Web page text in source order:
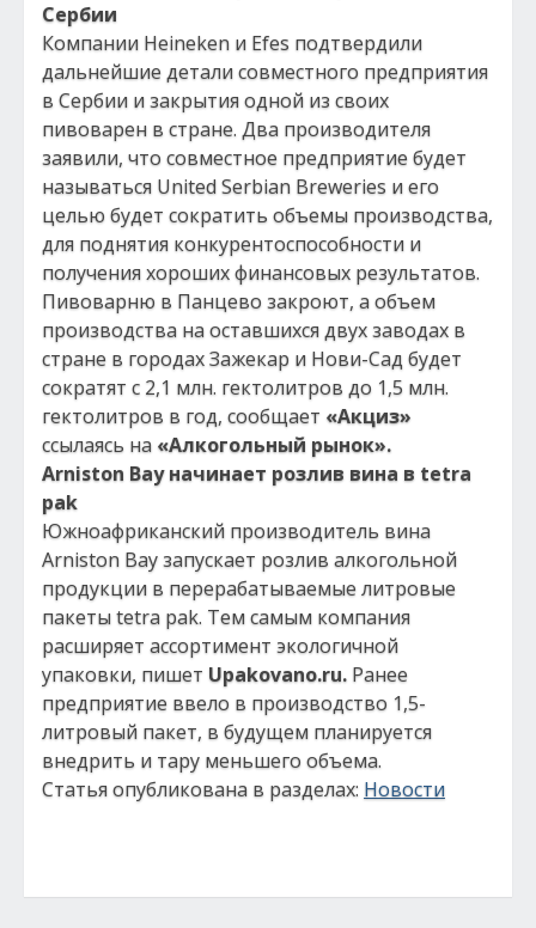
Сербии
Компании Heineken и Efes подтвердили
дальнейшие детали совместного предприятия
в Сербии и закрытия одной из своих
пивоварен в стране. Два производителя
заявили, что совместное предприятие будет
называться United Serbian Breweries и его
целью будет сократить объемы производства,
для поднятия конкурентоспособности и
получения хороших финансовых результатов.
Пивоварню в Панцево закроют, а объем
производства на оставшихся двух заводах в
стране в городах Зажекар и Нови-Сад будет
сократят с 2,1 млн. гектолитров до 1,5 млн.
гектолитров в год, сообщает «Акциз»
ссылаясь на «Алкогольный рынок».
Arniston Bay начинает розлив вина в tetra
pak
Южноафриканский производитель вина
Arniston Bay запускает розлив алкогольной
продукции в перерабатываемые литровые
пакеты tetra pak. Тем самым компания
расширяет ассортимент экологичной
упаковки, пишет Upakovano.ru. Ранее
предприятие ввело в производство 1,5-
литровый пакет, в будущем планируется
внедрить и тару меньшего объема.
Статья опубликована в разделах: Новости